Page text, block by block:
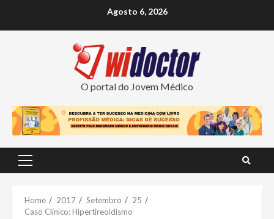
Agosto 6, 2026
O portal do Jovem Médico
Primary
Home 2017 Setembro
25
Caso Clínico: Hipertireoidismo